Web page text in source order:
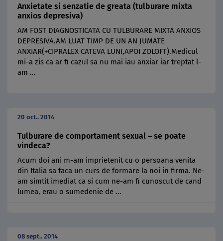
Anxietate si senzatie de greata (tulburare mixta
anxios depresiva)
AM FOST DIAGNOSTICATA CU TULBURARE MIXTA ANXIOS
DEPRESIVA.AM LUAT TIMP DE UN AN JUMATE
ANXIAR(+CIPRALEX CATEVA LUNI,APOI ZOLOFT).Medicul
mi-a zis ca ar fi cazul sa nu mai iau anxiar iar treptat l-
am ...
20 oct.. 2014
Tulburare de comportament sexual – se poate
vindeca?
Acum doi ani m-am imprietenit cu o persoana venita
din Italia sa faca un curs de formare la noi in firma. Ne-
am simtit imediat ca si cum ne-am fi cunoscut de cand
lumea, erau o sumedenie de ...
08 sept.. 2014